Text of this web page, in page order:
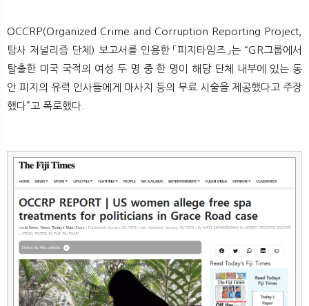
뉴 색
OCCRP(Organized Crime and Corruption Reporting Project,
탐사 저널리즘 단체) 보고서를 인용한 「피지타임즈」는 “GR그룹에서
탈출한 미국 국적의 여성 두 명 중 한 명이 해당 단체 내부에 있는 동
안 피지의 유력 인사들에게 마사지 등의 무료 시술을 제공했다고 주장
했다”고 폭로했다.